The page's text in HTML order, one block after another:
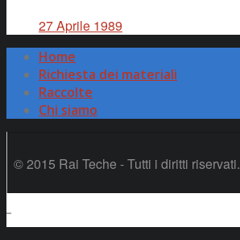
27 Aprile 1989
Home
Richiesta dei materiali
Raccolte
Chi siamo
© 2015 Rai Teche - Tutti i diritti riservati.